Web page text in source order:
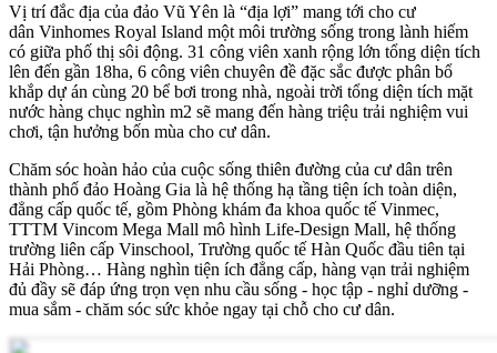
Vị trí đắc địa của đảo Vũ Yên là “địa lợi” mang tới cho cư
dân Vinhomes Royal Island một môi trường sống trong lành hiếm
có giữa phố thị sôi động. 31 công viên xanh rộng lớn tổng diện tích
lên đến gần 18ha, 6 công viên chuyên đề đặc sắc được phân bổ
khắp dự án cùng 20 bể bơi trong nhà, ngoài trời tổng diện tích mặt
nước hàng chục nghìn m2 sẽ mang đến hàng triệu trải nghiệm vui
chơi, tận hưởng bốn mùa cho cư dân.
Chăm sóc hoàn hảo của cuộc sống thiên đường của cư dân trên
thành phố đảo Hoàng Gia là hệ thống hạ tầng tiện ích toàn diện,
đẳng cấp quốc tế, gồm Phòng khám đa khoa quốc tế Vinmec,
TTTM Vincom Mega Mall mô hình Life-Design Mall, hệ thống
trường liên cấp Vinschool, Trường quốc tế Hàn Quốc đầu tiên tại
Hải Phòng… Hàng nghìn tiện ích đẳng cấp, hàng vạn trải nghiệm
đủ đầy sẽ đáp ứng trọn vẹn nhu cầu sống - học tập - nghỉ dưỡng -
mua sắm - chăm sóc sức khỏe ngay tại chỗ cho cư dân.